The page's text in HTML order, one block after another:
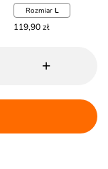
Rozmiar L
119,90 zł
+